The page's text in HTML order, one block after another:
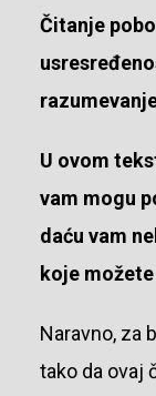
Čitanje
U ovom
vam mogu
daću vam
koje
Naravno, za
tako da ovaj